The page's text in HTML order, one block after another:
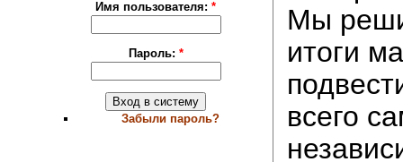
Имя пользователя:*
Пароль: *
Забыли пароль?
Мы
итоги
всего